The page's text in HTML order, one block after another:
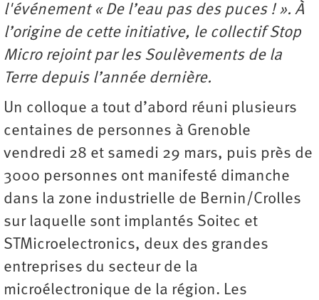
l'événement « De l’eau pas des puces ! ». À
l’origine de cette initiative, le collectif Stop
Micro rejoint par les Soulèvements de la
Terre depuis l’année dernière.
Un colloque a tout d’abord réuni plusieurs
centaines de personnes à Grenoble
vendredi 28 et samedi 29 mars, puis près de
3000 personnes ont manifesté dimanche
dans la zone industrielle de Bernin/Crolles
sur laquelle sont implantés Soitec et
STMicroelectronics, deux des grandes
entreprises du secteur de la
microélectronique de la région. Les